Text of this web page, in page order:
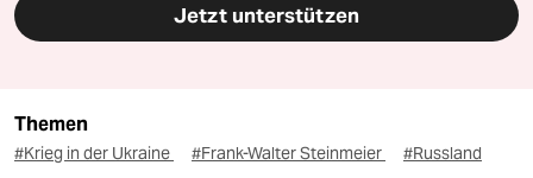
Jetzt unterstützen
Themen
#Krieg in der Ukraine #Frank-Walter Steinmeier #Russland